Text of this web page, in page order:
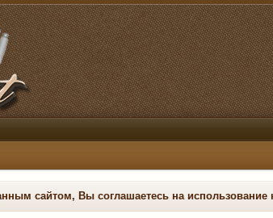
сайтом, Вы соглашаетесь на